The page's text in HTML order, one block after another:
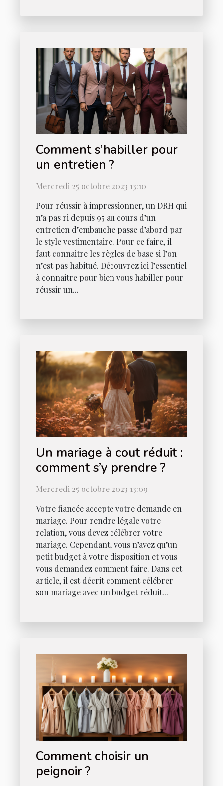
Comment s’habiller pour
un entretien ?
Mercredi 25 octobre 2023 13:10
Pour réussir à impressionner, un DRH qui
n’a pas ri depuis 95 au cours d’un
entretien d’embauche passe d’abord par
le style vestimentaire. Pour ce faire, il
faut connaitre les règles de base si l’on
n’est pas habitué. Découvrez ici l’essentiel
à connaitre pour bien vous habiller pour
réussir un...
Un mariage à cout réduit :
comment s’y prendre ?
Mercredi 25 octobre 2023 13:09
Votre fiancée accepte votre demande en
mariage. Pour rendre légale votre
relation, vous devez célébrer votre
mariage. Cependant, vous n’avez qu’un
petit budget à votre disposition et vous
vous demandez comment faire. Dans cet
article, il est décrit comment célébrer
son mariage avec un budget réduit...
Comment choisir un
peignoir ?